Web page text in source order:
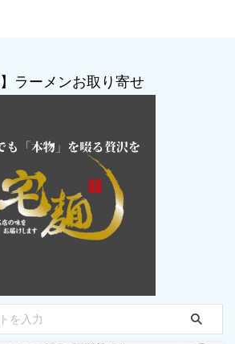
】ラーメンお取り寄せ